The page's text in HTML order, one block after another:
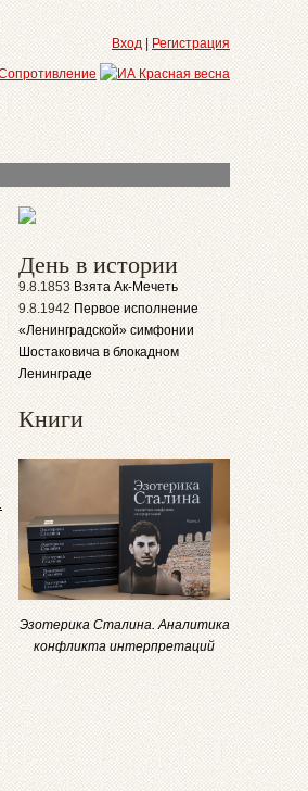
Вход Регистрация
День в истории
9.8.1853 Взята Ак-Мечеть
9.8.1942 Первое исполнение
«Ленинградской» симфонии
Шостаковича в блокадном
Ленинграде
Книги
Эзотерика Сталина. Аналитика
конфликта интерпретаций